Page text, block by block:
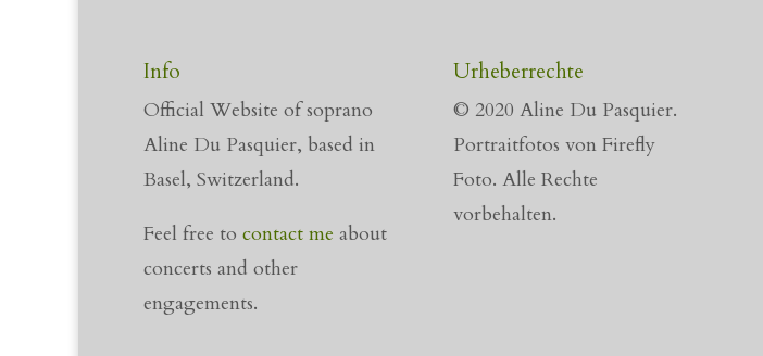
Info
Official Website of soprano
Aline Du Pasquier, based in
Basel, Switzerland.
Feel free to contact me about
concerts and other
engagements.
Urheberrechte
© 2020 Aline Du Pasquier.
Portraitfotos von Firefly
Foto. Alle Rechte
vorbehalten.